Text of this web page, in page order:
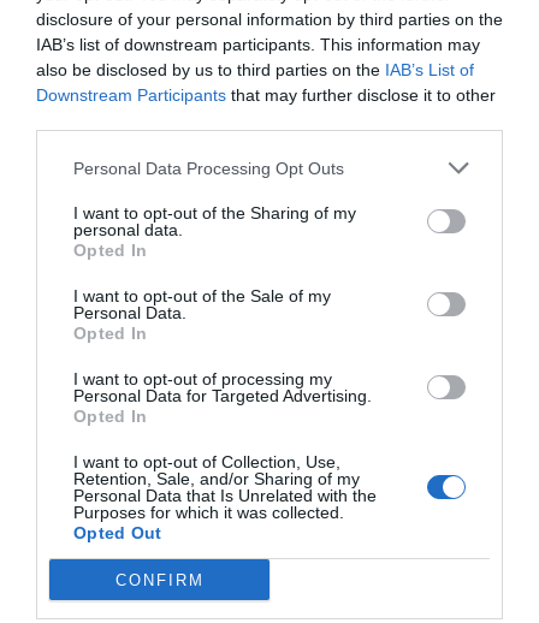
disclosure of your personal information by third parties on the
IAB’s list of downstream participants. This information may
also be disclosed by us to third parties on the IAB’s List of
Downstream Participants that may further disclose it to other
Personal Data Processing Opt Outs
I want to opt-out of the Sharing of my
personal data.
Opted In
I want to opt-out of the Sale of my
Personal Data.
Opted In
I want to opt-out of processing my
Personal Data for Targeted Advertising.
Opted In
I want to opt-out of Collection, Use,
Retention, Sale, and/or Sharing of my
Personal Data that Is Unrelated with the
Purposes for which it was collected.
Opted Out
CONFIRM
Appartamenti Valdocco
2.50 kmdal centro
Eccellente 9
TARIFFE
Sharing Torino
Ok 5.7
Hotel Air Palace Lingotto
6.38 km dal centro
Ottimo 8.3/10